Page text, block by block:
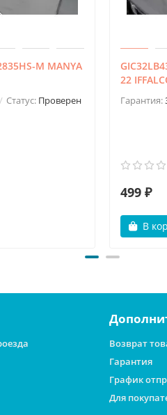
M MANYA
Статус: Проверен
22
Гарантия:
499 ₽
В
Возврат
Гарантия
График
Для